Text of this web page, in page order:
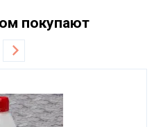
покупают